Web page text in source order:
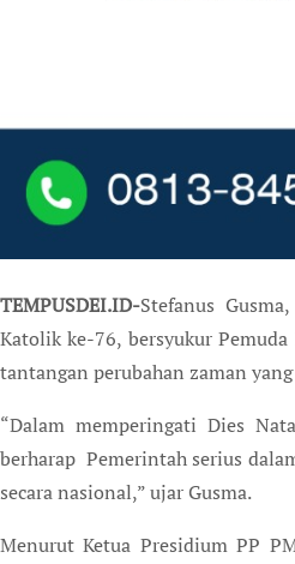
TEMPUSDEI.ID-Stefanus
Katolik ke-76, bersyukur
tantangan perubahan zaman
“Dalam memperingati Dies
berharap Pemerintah serius
secara nasional,” ujar Gusma.
Menurut Ketua Presidium PP